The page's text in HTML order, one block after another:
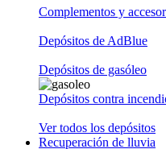
Complementos y
Depósitos de AdBlue
Depósitos de gasóleo
Depósitos contra
Ver todos los depósitos
Recuperación de lluvia